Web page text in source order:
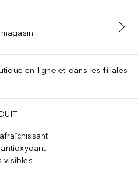
AU PANIER
en ligne et dans les filiales
visibles